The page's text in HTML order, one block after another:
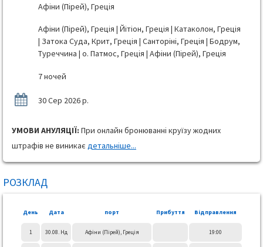
Афіни (Пірей), Греція
Афіни (Пірей), Греція | Йітіон, Греція | Катаколон, Греція
| Затока Суда, Крит, Греція | Санторіні, Греція | Бодрум,
Туреччина | о. Патмос, Греція | Афіни (Пірей), Греція
7 ночей
30 Сер 2026 р.
УМОВИ АНУЛЯЦІЇ: При онлайн бронюванні круїзу жодних
штрафів не виникає детальніше...
РОЗКЛАД
День Дата порт Прибуття Відправлення
1 30.08. Нд Афіни (Пірей), Греція 19:00